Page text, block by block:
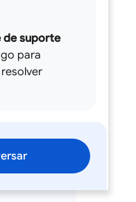
de suporte
para